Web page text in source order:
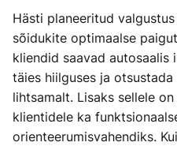
Hästi planeeritud
sõidukite optimaalse
kliendid saavad autosaalis
täies hiilguses ja
lihtsamalt. Lisaks sellele
klientidele ka
orienteerumisvahendiks.